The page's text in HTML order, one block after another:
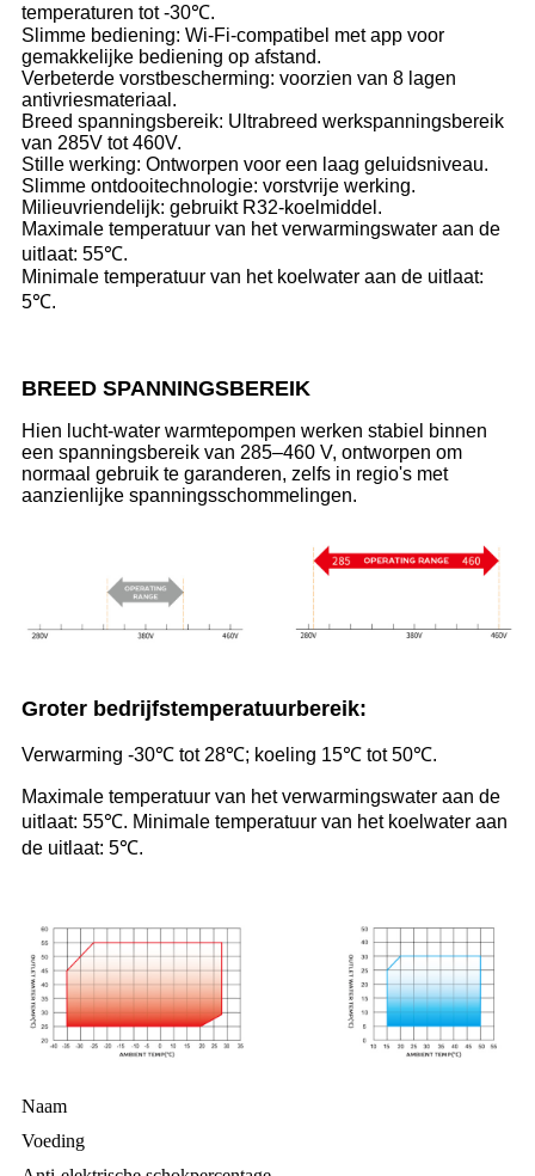
temperaturen tot -30℃.
Slimme bediening: Wi-Fi-compatibel met app voor
gemakkelijke bediening op afstand.
Verbeterde vorstbescherming: voorzien van 8 lagen
antivriesmateriaal.
Breed spanningsbereik: Ultrabreed werkspanningsbereik
van 285V tot 460V.
Stille werking: Ontworpen voor een laag geluidsniveau.
Slimme ontdooitechnologie: vorstvrije werking.
Milieuvriendelijk: gebruikt R32-koelmiddel.
Maximale temperatuur van het verwarmingswater aan de
uitlaat: 55℃.
Minimale temperatuur van het koelwater aan de uitlaat:
5℃.
BREED SPANNINGSBEREIK
Hien lucht-water warmtepompen werken stabiel binnen
een spanningsbereik van 285–460 V, ontworpen om
normaal gebruik te garanderen, zelfs in regio's met
aanzienlijke spanningsschommelingen.
Groter bedrijfstemperatuurbereik:
Verwarming -30℃ tot 28℃; koeling 15℃ tot 50℃.
Maximale temperatuur van het verwarmingswater aan de
uitlaat: 55℃. Minimale temperatuur van het koelwater aan
de uitlaat: 5℃.
Naam
Voeding